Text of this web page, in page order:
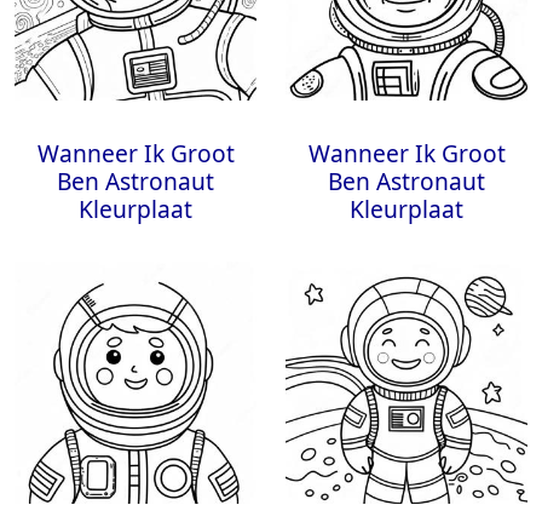
Wanneer Ik Groot
Ben Astronaut
Kleurplaat
Wanneer Ik Groot
Ben Astronaut
Kleurplaat